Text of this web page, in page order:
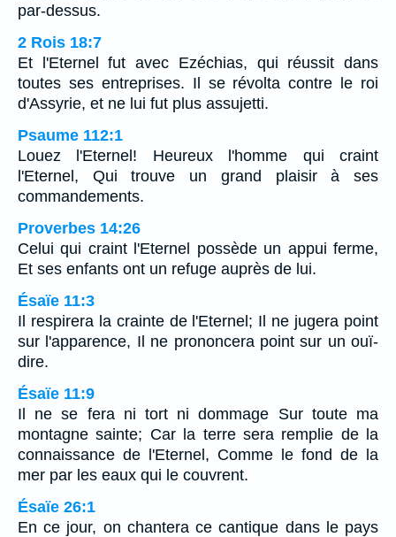
par-dessus.
2 Rois 18:7
Et l'Eternel fut avec Ezéchias, qui réussit dans
toutes ses entreprises. Il se révolta contre le roi
d'Assyrie, et ne lui fut plus assujetti.
Psaume 112:1
Louez l'Eternel! Heureux l'homme qui craint
l'Eternel, Qui trouve un grand plaisir à ses
commandements.
Proverbes 14:26
Celui qui craint l'Eternel possède un appui ferme,
Et ses enfants ont un refuge auprès de lui.
Ésaïe 11:3
Il respirera la crainte de l'Eternel; Il ne jugera point
sur l'apparence, Il ne prononcera point sur un ouï-
dire.
Ésaïe 11:9
Il ne se fera ni tort ni dommage Sur toute ma
montagne sainte; Car la terre sera remplie de la
connaissance de l'Eternel, Comme le fond de la
mer par les eaux qui le couvrent.
Ésaïe 26:1
En ce jour, on chantera ce cantique dans le pays